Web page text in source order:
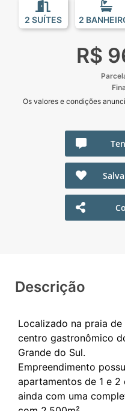
2 SUÍTES 2
R$
Os valores e condições
Descrição
Localizado na praia
centro gastronômico
Grande do Sul.
Empreendimento
apartamentos de 1 e
ainda com uma